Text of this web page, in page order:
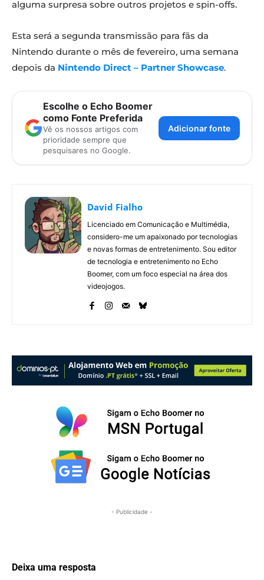
alguma surpresa sobre outros projetos e spin-offs.
Esta será a segunda transmissão para fãs da
Nintendo durante o mês de fevereiro, uma semana
depois da Nintendo Direct – Partner Showcase.
Escolhe o Echo Boomer
como Fonte Preferida
Vê os nossos artigos com
prioridade sempre que
pesquisares no Google.
Adicionar fonte
David Fialho
Licenciado em Comunicação e Multimédia,
considero-me um apaixonado por tecnologias
e novas formas de entretenimento. Sou editor
de tecnologia e entretenimento no Echo
Boomer, com um foco especial na área dos
videojogos.
- Publicidade -
Deixa uma resposta